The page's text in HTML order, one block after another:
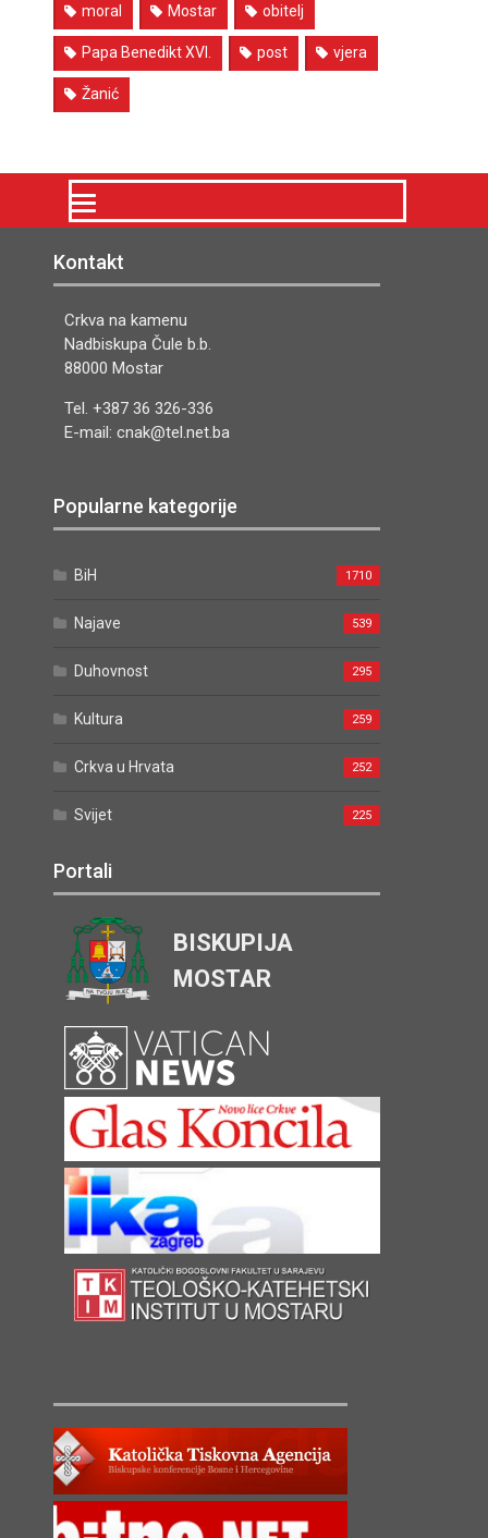
moral Mostar obitelj
Papa Benedikt XVI. post vjera
Žanić
Kontakt
Crkva na kamenu
Nadbiskupa Čule b.b.
88000 Mostar
Tel. +387 36 326-336
E-mail: cnak@tel.net.ba
Popularne kategorije
BiH 1710
Najave 539
Duhovnost 295
Kultura 259
Crkva u Hrvata 252
Svijet 225
Portali
BISKUPIJA
MOSTAR